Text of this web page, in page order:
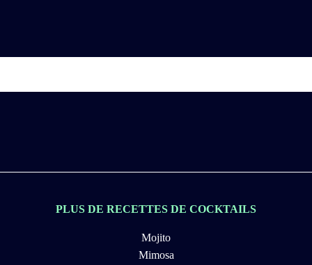
PLUS DE RECETTES DE COCKTAILS
Mojito
Mimosa